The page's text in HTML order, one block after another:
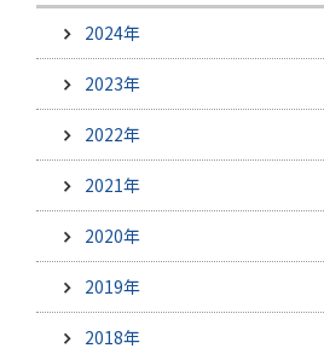
2024年
2023年
2022年
2021年
2020年
2019年
2018年